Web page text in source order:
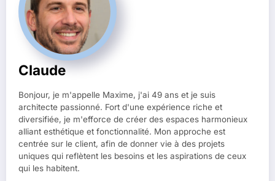
Claude
Bonjour, je m'appelle Maxime, j'ai 49 ans et je suis
architecte passionné. Fort d'une expérience riche et
diversifiée, je m'efforce de créer des espaces harmonieux
alliant esthétique et fonctionnalité. Mon approche est
centrée sur le client, afin de donner vie à des projets
uniques qui reflètent les besoins et les aspirations de ceux
qui les habitent.